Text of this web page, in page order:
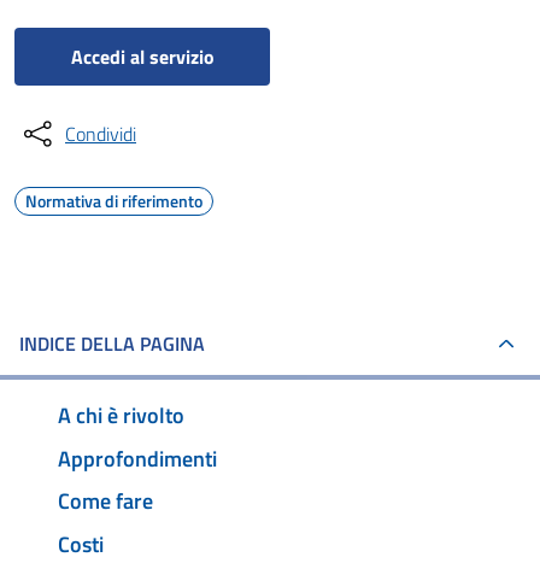
Accedi al servizio
Condividi
Normativa di riferimento
INDICE DELLA PAGINA
A chi è rivolto
Approfondimenti
Come fare
Costi